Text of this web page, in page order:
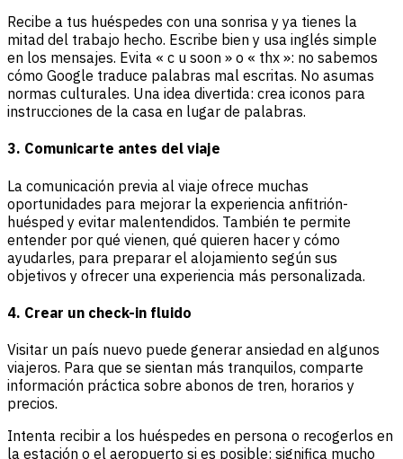
Recibe a tus huéspedes con una sonrisa y ya tienes la
mitad del trabajo hecho. Escribe bien y usa inglés simple
en los mensajes. Evita « c u soon » o « thx »: no sabemos
cómo Google traduce palabras mal escritas. No asumas
normas culturales. Una idea divertida: crea iconos para
instrucciones de la casa en lugar de palabras.
3. Comunicarte antes del viaje
La comunicación previa al viaje ofrece muchas
oportunidades para mejorar la experiencia anfitrión-
huésped y evitar malentendidos. También te permite
entender por qué vienen, qué quieren hacer y cómo
ayudarles, para preparar el alojamiento según sus
objetivos y ofrecer una experiencia más personalizada.
4. Crear un check-in fluido
Visitar un país nuevo puede generar ansiedad en algunos
viajeros. Para que se sientan más tranquilos, comparte
información práctica sobre abonos de tren, horarios y
precios.
Intenta recibir a los huéspedes en persona o recogerlos en
la estación o el aeropuerto si es posible: significa mucho